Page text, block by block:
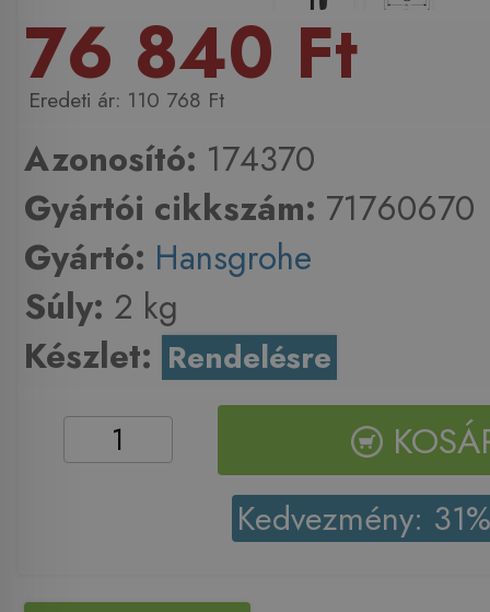
76 840 Ft
110 768 Ft
Azonosító: 174370
Gyártói cikkszám: 71760670
Gyártó: Hansgrohe
Súly: 2 kg
Készlet: Rendelésre
Kedvezmény: